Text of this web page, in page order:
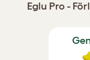
Eglu Pro -